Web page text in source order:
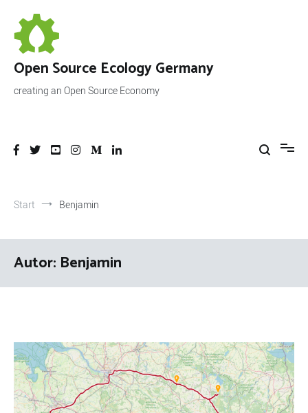
Inhalt
springen
Open Source Ecology Germany
creating an Open Source Economy
Start Benjamin
Autor: Benjamin